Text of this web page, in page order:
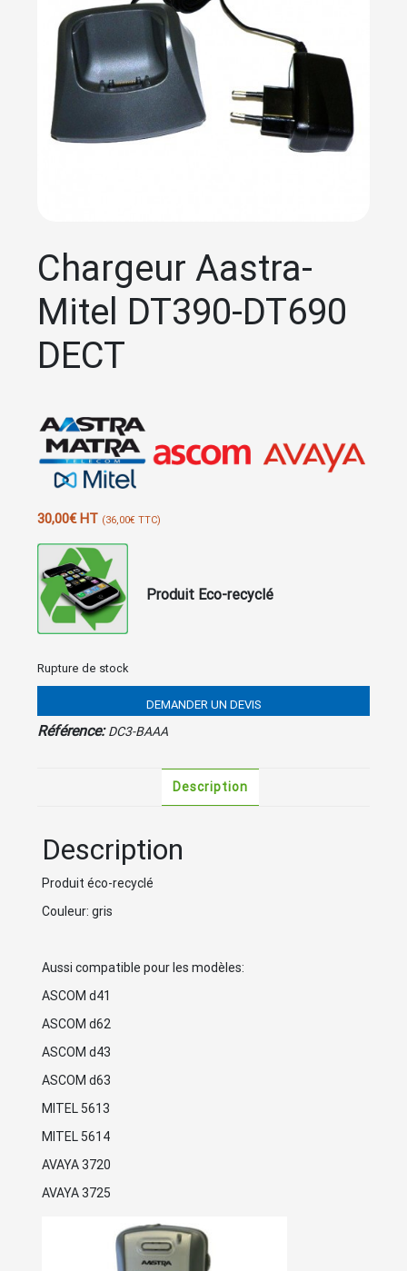
Chargeur Aastra-
Mitel DT390-DT690
DECT
30,00€HT (36,00€ TTC)
Produit Eco-recyclé
Rupture de stock
DEMANDER UN DEVIS
Référence:DC3-BAAA
Description
Description
Produit éco-recyclé
Couleur: gris
Aussi compatible pour les modèles:
ASCOM d41
ASCOM d62
ASCOM d43
ASCOM d63
MITEL 5613
MITEL 5614
AVAYA 3720
AVAYA 3725